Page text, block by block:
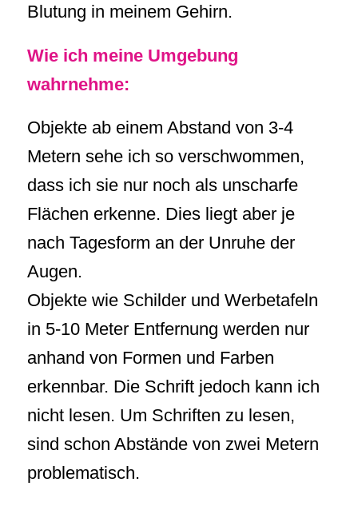
Blutung in meinem Gehirn.
Wie ich meine Umgebung
wahrnehme:
Objekte ab einem Abstand von 3-4
Metern sehe ich so verschwommen,
dass ich sie nur noch als unscharfe
Flächen erkenne. Dies liegt aber je
nach Tagesform an der Unruhe der
Augen.
Objekte wie Schilder und Werbetafeln
in 5-10 Meter Entfernung werden nur
anhand von Formen und Farben
erkennbar. Die Schrift jedoch kann ich
nicht lesen. Um Schriften zu lesen,
sind schon Abstände von zwei Metern
problematisch.